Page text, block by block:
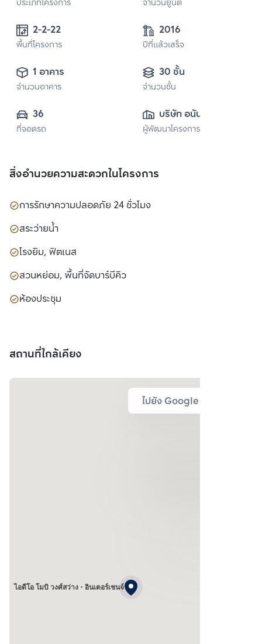
ประเภทโครงการ จำนวนยูนิต
พื้นที่โครงการ
2016
ปีที่แล้วเสร็จ
1 อาคาร
จำนวนอาคาร
30 ชั้น
จำนวนชั้น
36
ที่จอดรถ
บริษัท อนันดา ดี
เวลลอปเมนท์ จำกัด
ผู้พัฒนาโครงการ
สิ่งอำนวยความสะดวกในโครงการ
การรักษาความปลอดภัย 24 ชั่วโมง
สระว่ายน้ำ
โรงยิม, ฟิตเนส
สวนหย่อม, พื้นที่จัดบาร์บีคิว
ห้องประชุม
สถานที่ใกล้เคียง
ไปยัง Google Map
ไอดีโอ โมบิ วงศ์สว่าง - อินเตอร์เชนจ์